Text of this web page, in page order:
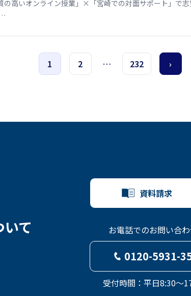
の高いオンライン授業」×「宮崎での対面サポート」で
1 2 … 232 ›
て
資料請求
お電話でのお問い合
0120-5931-
受付時間：平日8:30～